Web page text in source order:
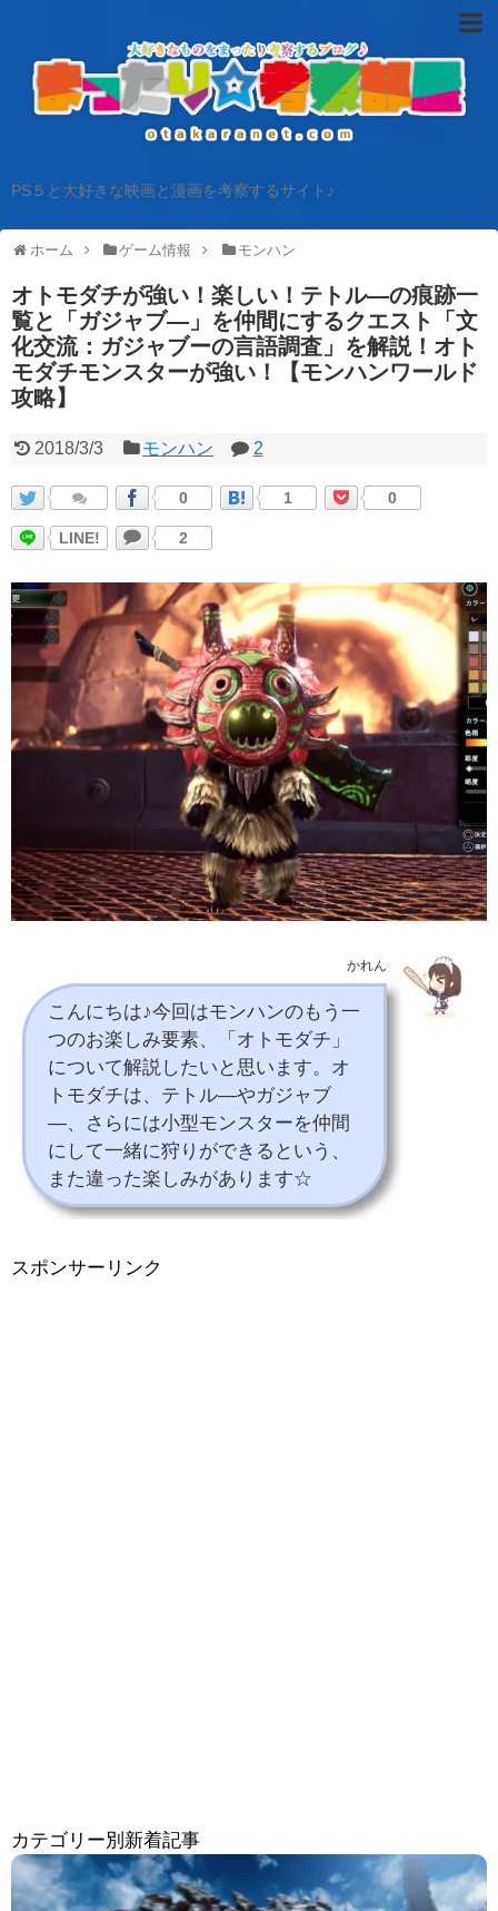
PS５と大好きな映画と漫画を考察するサイト♪
ホーム ゲーム情報 モンハン
オトモダチが強い！楽しい！テトル―の痕跡一
覧と「ガジャブ―」を仲間にするクエスト「文
化交流：ガジャブーの言語調査」を解説！オト
モダチモンスターが強い！【モンハンワールド
攻略】
2018/3/3 モンハン 2
0 1 0
LINE! 2
かれん
こんにちは♪今回はモンハンのもう一
つのお楽しみ要素、「オトモダチ」
について解説したいと思います。オ
トモダチは、テトル―やガジャブ
―、さらには小型モンスターを仲間
にして一緒に狩りができるという、
また違った楽しみがあります☆
スポンサーリンク
カテゴリー別新着記事